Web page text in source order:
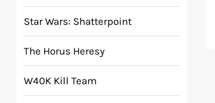
Spielzubehör
Tabletop
Star Wars: Shatterpoint
The Horus Heresy
W40K Kill Team